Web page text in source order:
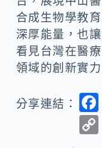
合成生物學教
深厚能量，也
看見台灣在醫
領域的創新實力
分享連結：